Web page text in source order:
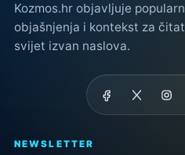
Kozmos.hr objavljuje
objašnjenja i kontekst za
svijet izvan naslova.
NEWSLETTER